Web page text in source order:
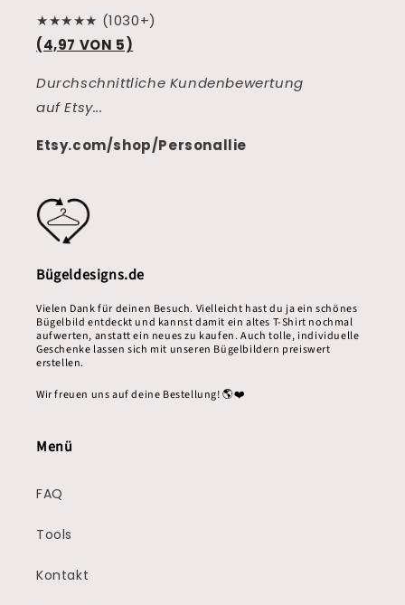
★★★★★ (1030+)
(4,97 VON 5)
Durchschnittliche Kundenbewertung
auf Etsy...
Etsy.com/shop/Personallie
Bügeldesigns.de
Vielen Dank für deinen Besuch. Vielleicht hast du ja ein schönes
Bügelbild entdeckt und kannst damit ein altes T-Shirt nochmal
aufwerten, anstatt ein neues zu kaufen. Auch tolle, individuelle
Geschenke lassen sich mit unseren Bügelbildern preiswert
erstellen.
Wir freuen uns auf deine Bestellung! 🌎❤️
Menü
FAQ
Tools
Kontakt